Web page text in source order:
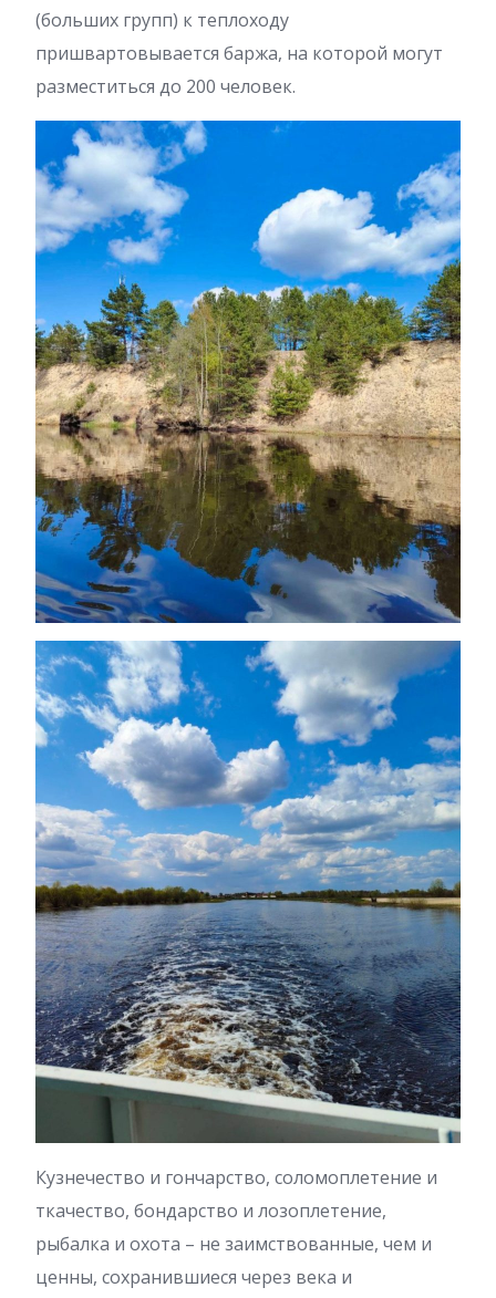
(больших групп) к теплоходу
пришвартовывается баржа, на которой могут
разместиться до 200 человек.
Кузнечество и гончарство, соломоплетение и
ткачество, бондарство и лозоплетение,
рыбалка и охота – не заимствованные, чем и
ценны, сохранившиеся через века и